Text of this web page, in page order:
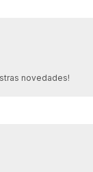
novedades!